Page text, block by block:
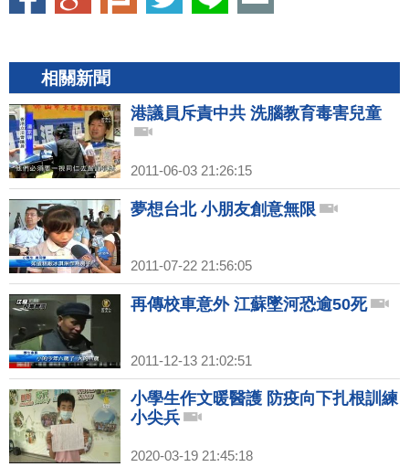
相關新聞
港議員斥責中共 洗腦教育毒害兒童
2011-06-03 21:26:15
夢想台北 小朋友創意無限
2011-07-22 21:56:05
再傳校車意外 江蘇墜河恐逾50死
2011-12-13 21:02:51
小學生作文暖醫護 防疫向下扎根訓練
小尖兵
2020-03-19 21:45:18